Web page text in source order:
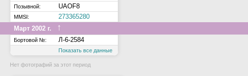
Позывной: UAOF8
MMSI:
273365280
Март 2002 г. ↑
Бортовой №: Л-6-2584
Показать все данные
Нет фотографий за этот период